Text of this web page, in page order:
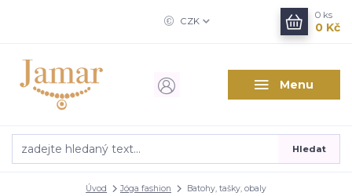
Menu
CZK
Hledat
0 ks
0 Kč
Úvod Jóga fashion Batohy, tašky, obaly